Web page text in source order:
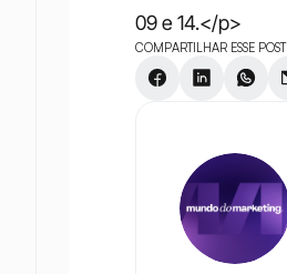
09 e 14.</p>
COMPARTILHAR ESSE POST